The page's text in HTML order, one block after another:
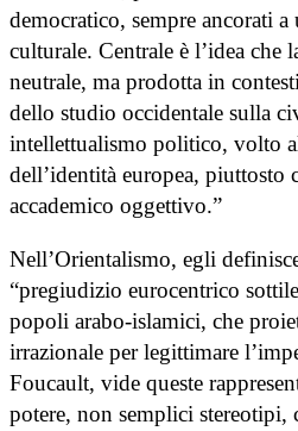
democratico, sempre ancorati
culturale. Centrale è l’idea che
neutrale, ma prodotta in
dello studio occidentale sulla
intellettualismo politico, volto
dell’identità europea, piuttosto
accademico oggettivo.”
Nell’Orientalismo, egli
“pregiudizio eurocentrico
popoli arabo-islamici, che
irrazionale per legittimare
Foucault, vide queste
potere, non semplici stereotipi,